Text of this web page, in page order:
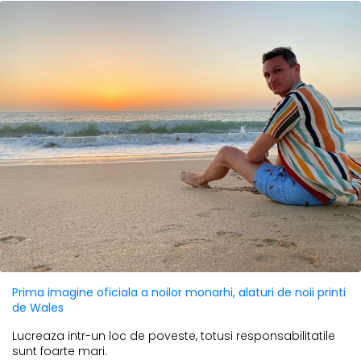
Prima imagine oficiala a noilor monarhi, alaturi de noii printi
de Wales
Lucreaza intr-un loc de poveste, totusi responsabilitatile
sunt foarte mari.